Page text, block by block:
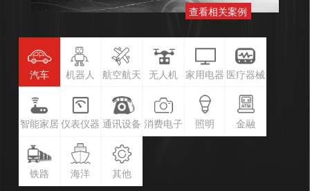
查看相关案例
汽车 机器人 航空航天 无人机 家用电器 医疗器械
智能家居 仪表仪器 通讯设备 消费电子 照明 金融
铁路 海洋 其他